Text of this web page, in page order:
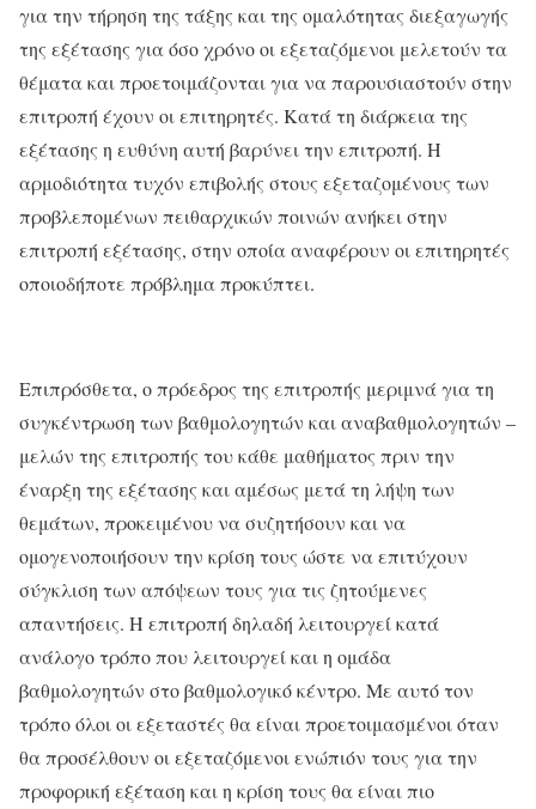
για την τήρηση της τάξης και της ομαλότητας διεξαγωγής
της εξέτασης για όσο χρόνο οι εξεταζόμενοι μελετούν τα
θέματα και προετοιμάζονται για να παρουσιαστούν στην
επιτροπή έχουν οι επιτηρητές. Κατά τη διάρκεια της
εξέτασης η ευθύνη αυτή βαρύνει την επιτροπή. Η
αρμοδιότητα τυχόν επιβολής στους εξεταζομένους των
προβλεπομένων πειθαρχικών ποινών ανήκει στην
επιτροπή εξέτασης, στην οποία αναφέρουν οι επιτηρητές
οποιοδήποτε πρόβλημα προκύπτει.
Επιπρόσθετα, ο πρόεδρος της επιτροπής μεριμνά για τη
συγκέντρωση των βαθμολογητών και αναβαθμολογητών –
μελών της επιτροπής του κάθε μαθήματος πριν την
έναρξη της εξέτασης και αμέσως μετά τη λήψη των
θεμάτων, προκειμένου να συζητήσουν και να
ομογενοποιήσουν την κρίση τους ώστε να επιτύχουν
σύγκλιση των απόψεων τους για τις ζητούμενες
απαντήσεις. Η επιτροπή δηλαδή λειτουργεί κατά
ανάλογο τρόπο που λειτουργεί και η ομάδα
βαθμολογητών στο βαθμολογικό κέντρο. Με αυτό τον
τρόπο όλοι οι εξεταστές θα είναι προετοιμασμένοι όταν
θα προσέλθουν οι εξεταζόμενοι ενώπιόν τους για την
προφορική εξέταση και η κρίση τους θα είναι πιο